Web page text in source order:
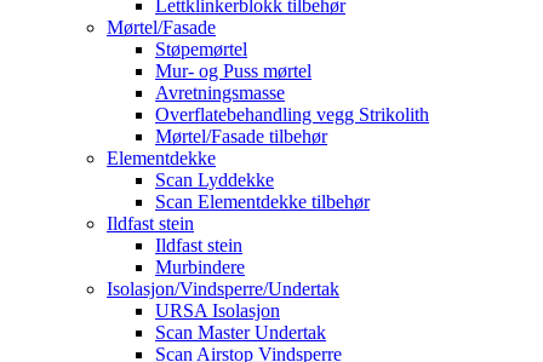
Lettklinkerblokk tilbehør
Mørtel/Fasade
Støpemørtel
Mur- og Puss mørtel
Avretningsmasse
Overflatebehandling vegg Strikolith
Mørtel/Fasade tilbehør
Elementdekke
Scan Lyddekke
Scan Elementdekke tilbehør
Ildfast stein
Ildfast stein
Murbindere
Isolasjon/Vindsperre/Undertak
URSA Isolasjon
Scan Master Undertak
Scan Airstop Vindsperre